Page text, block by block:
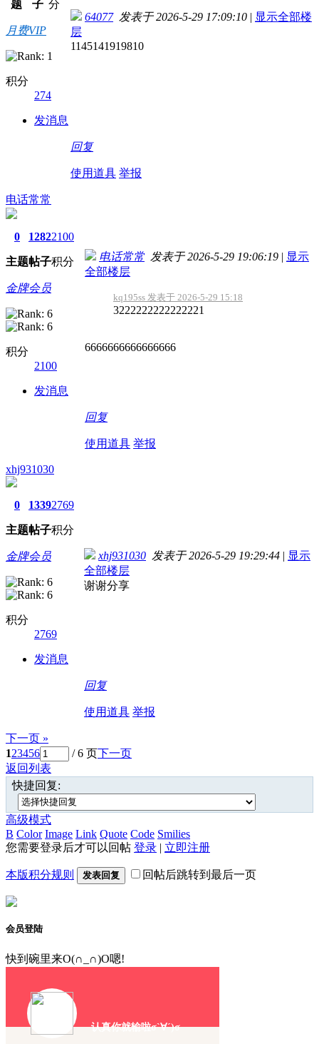
题
子 分
月费VIP
积分
274
发消息
64077发表于 2026-5-29 17:09:10 | 显示全部楼
层
1145141919810
回复
使用道具 举报
电话常常
0
主题
1282
帖子
2100
积分
金牌会员
积分
2100
发消息
电话常常发表于 2026-5-29 19:06:19 | 显示
全部楼层
kq195ss 发表于 2026-5-29 15:18
3222222222222221
6666666666666666
回复
使用道具 举报
xhj931030
0
主题
1339
帖子
2769
积分
金牌会员
积分
2769
发消息
xhj931030 发表于 2026-5-29 19:29:44 | 显示
全部楼层
谢谢分享
回复
使用道具 举报
下一页 »
123456 / 6 页下一页
返回列表
快捷回复:
高级模式
B Color Image Link Quote Code Smilies
您需要登录后才可以回帖 登录 | 立即注册
本版积分规则 发表回复 回帖后跳转到最后一页
会员登陆
快到碗里来O(∩_∩)O嗯!
认真你就输啦σ`∀´)σ